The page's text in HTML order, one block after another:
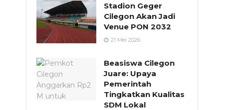
Stadion Geger
Cilegon Akan Jadi
Venue PON 2032
21 Mei 2026
Beasiswa Cilegon
Juare: Upaya
Pemerintah
Tingkatkan Kualitas
SDM Lokal